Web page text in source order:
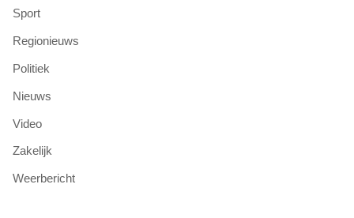
Sport
Regionieuws
Politiek
Nieuws
Video
Zakelijk
Weerbericht